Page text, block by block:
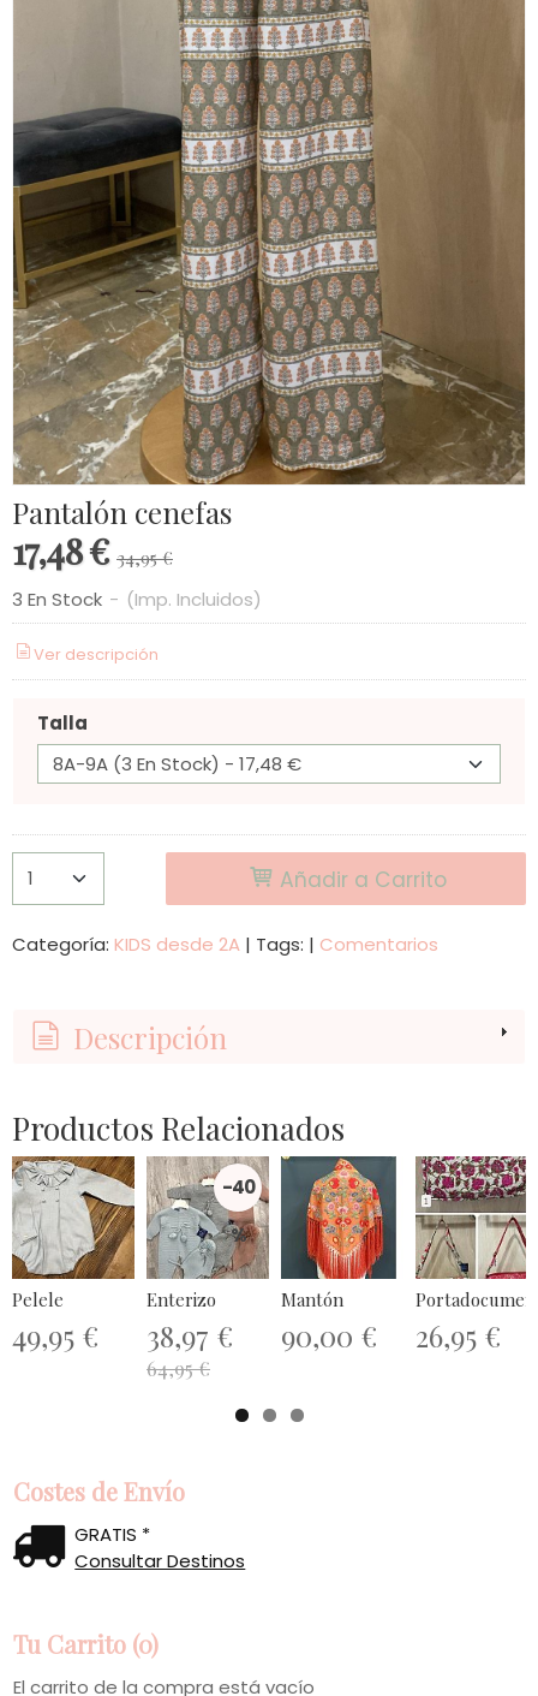
Costes de Envío
GRATIS *
Consultar Destinos
Tu Carrito (0)
El carrito de la compra está vacío
Pantalón cenefas
17,48 € 34,95 €
3 En Stock - (Imp. Incluidos)
Ver descripción
Talla
Añadir a Carrito
Categoría: KIDS desde 2A | Tags: | Comentarios
Descripción
Productos Relacionados
Pelele
49,95 €
-40
%
Enterizo
38,97 €
64,95 €
Mantón
90,00 € 26,95 €